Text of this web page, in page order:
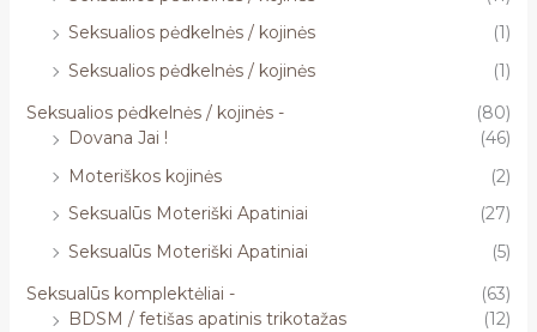
Seksualios pėdkelnės / kojinės
(1)
Seksualios pėdkelnės / kojinės
(1)
Seksualios pėdkelnės / kojinės -
(80)
Dovana Jai !
(46)
Moteriškos kojinės
(2)
Seksualūs Moteriški Apatiniai
(27)
Seksualūs Moteriški Apatiniai
(5)
Seksualūs komplektėliai -
(63)
BDSM / fetišas apatinis trikotažas
(12)